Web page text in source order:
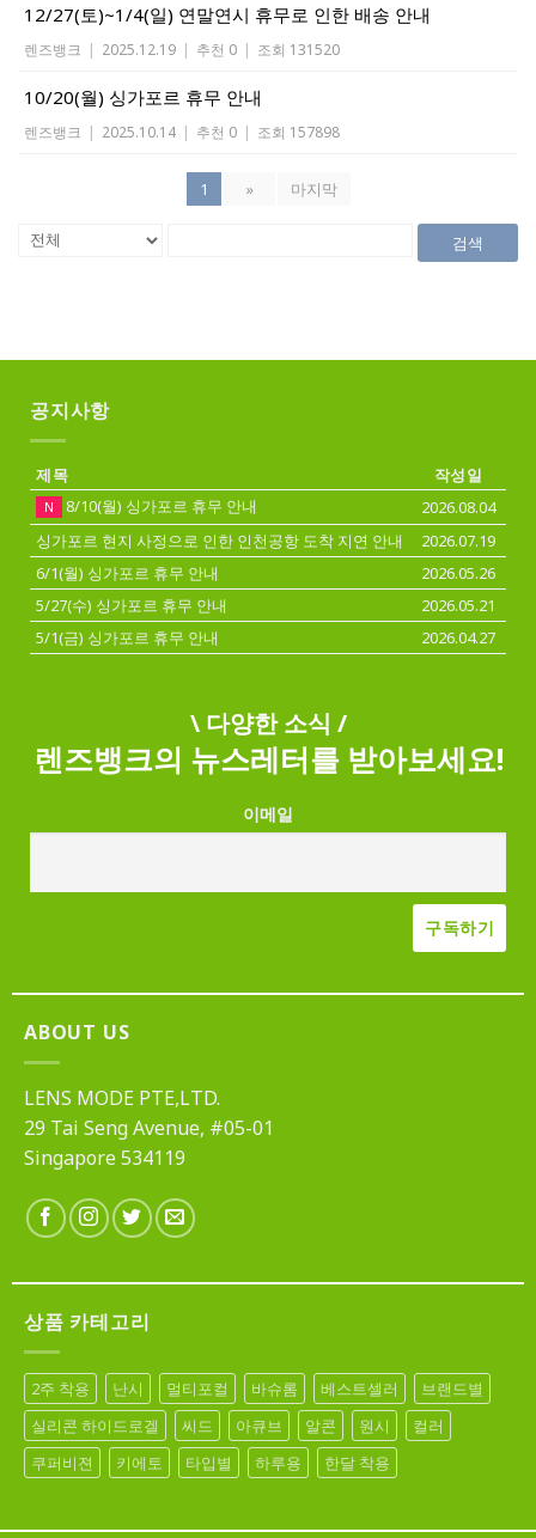
12/27(토)~1/4(일) 연말연시 휴무로 인한 배송 안내
렌즈뱅크 | 2025.12.19 | 추천 0 | 조회 131520
10/20(월) 싱가포르 휴무 안내
렌즈뱅크 | 2025.10.14 | 추천 0 | 조회 157898
1 » 마지막
검색
공지사항
제목 작성일
N 8/10(월) 싱가포르 휴무 안내
2026.08.04
싱가포르 현지 사정으로 인한 인천공항 도착 지연 안내
2026.07.19
6/1(월) 싱가포르 휴무 안내
2026.05.26
5/27(수) 싱가포르 휴무 안내
2026.05.21
5/1(금) 싱가포르 휴무 안내
2026.04.27
\ 다양한 소식 /
렌즈뱅크의 뉴스레터를 받아보세요!
이메일
ABOUT US
LENS MODE PTE,LTD.
29 Tai Seng Avenue, #05-01
Singapore 534119
상품 카테고리
2주 착용 난시 멀티포컬 바슈롬 베스트셀러
브랜드별
실리콘 하이드로겔
씨드 아큐브 알콘 원시
컬러
쿠퍼비젼
키에토 타입별 하루용 한달 착용